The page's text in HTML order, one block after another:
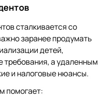
сталкивается со
заранее продумать
детей,
требования, а удаленным
и налоговые нюансы.
помогает: